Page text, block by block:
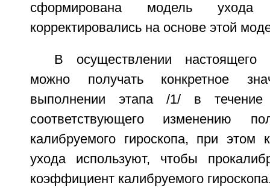
сформирована модель
корректировались на основе этой
В осуществлении настоящего
можно получать конкретное
выполнении этапа /1/ в течение
соответствующего изменению
калибруемого гироскопа, при этом
ухода используют, чтобы
коэффициент калибруемого